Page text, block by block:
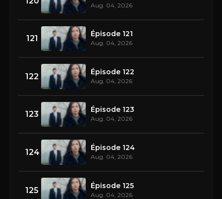
Aug. 04, 2026
121 Épisode 121
Aug. 04, 2026
122 Épisode 122
Aug. 04, 2026
123 Épisode 123
Aug. 04, 2026
124 Épisode 124
Aug. 04, 2026
125 Épisode 125
Aug. 04, 2026